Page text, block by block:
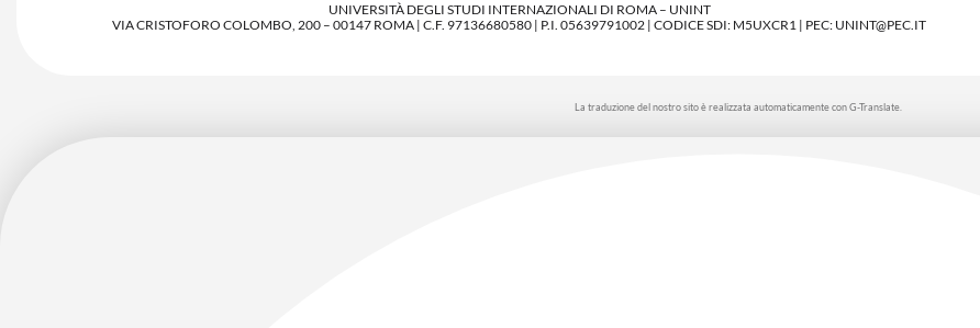
UNIVERSITÀ DEGLI STUDI INTERNAZIONALI DI ROMA – UNINT
VIA CRISTOFORO COLOMBO, 200 – 00147 ROMA | C.F. 97136680580 | P.I. 05639791002 | CODICE SDI: M5UXCR1 | PEC: UNINT@PEC.IT
La traduzione del nostro sito è realizzata automaticamente con G-Translate.